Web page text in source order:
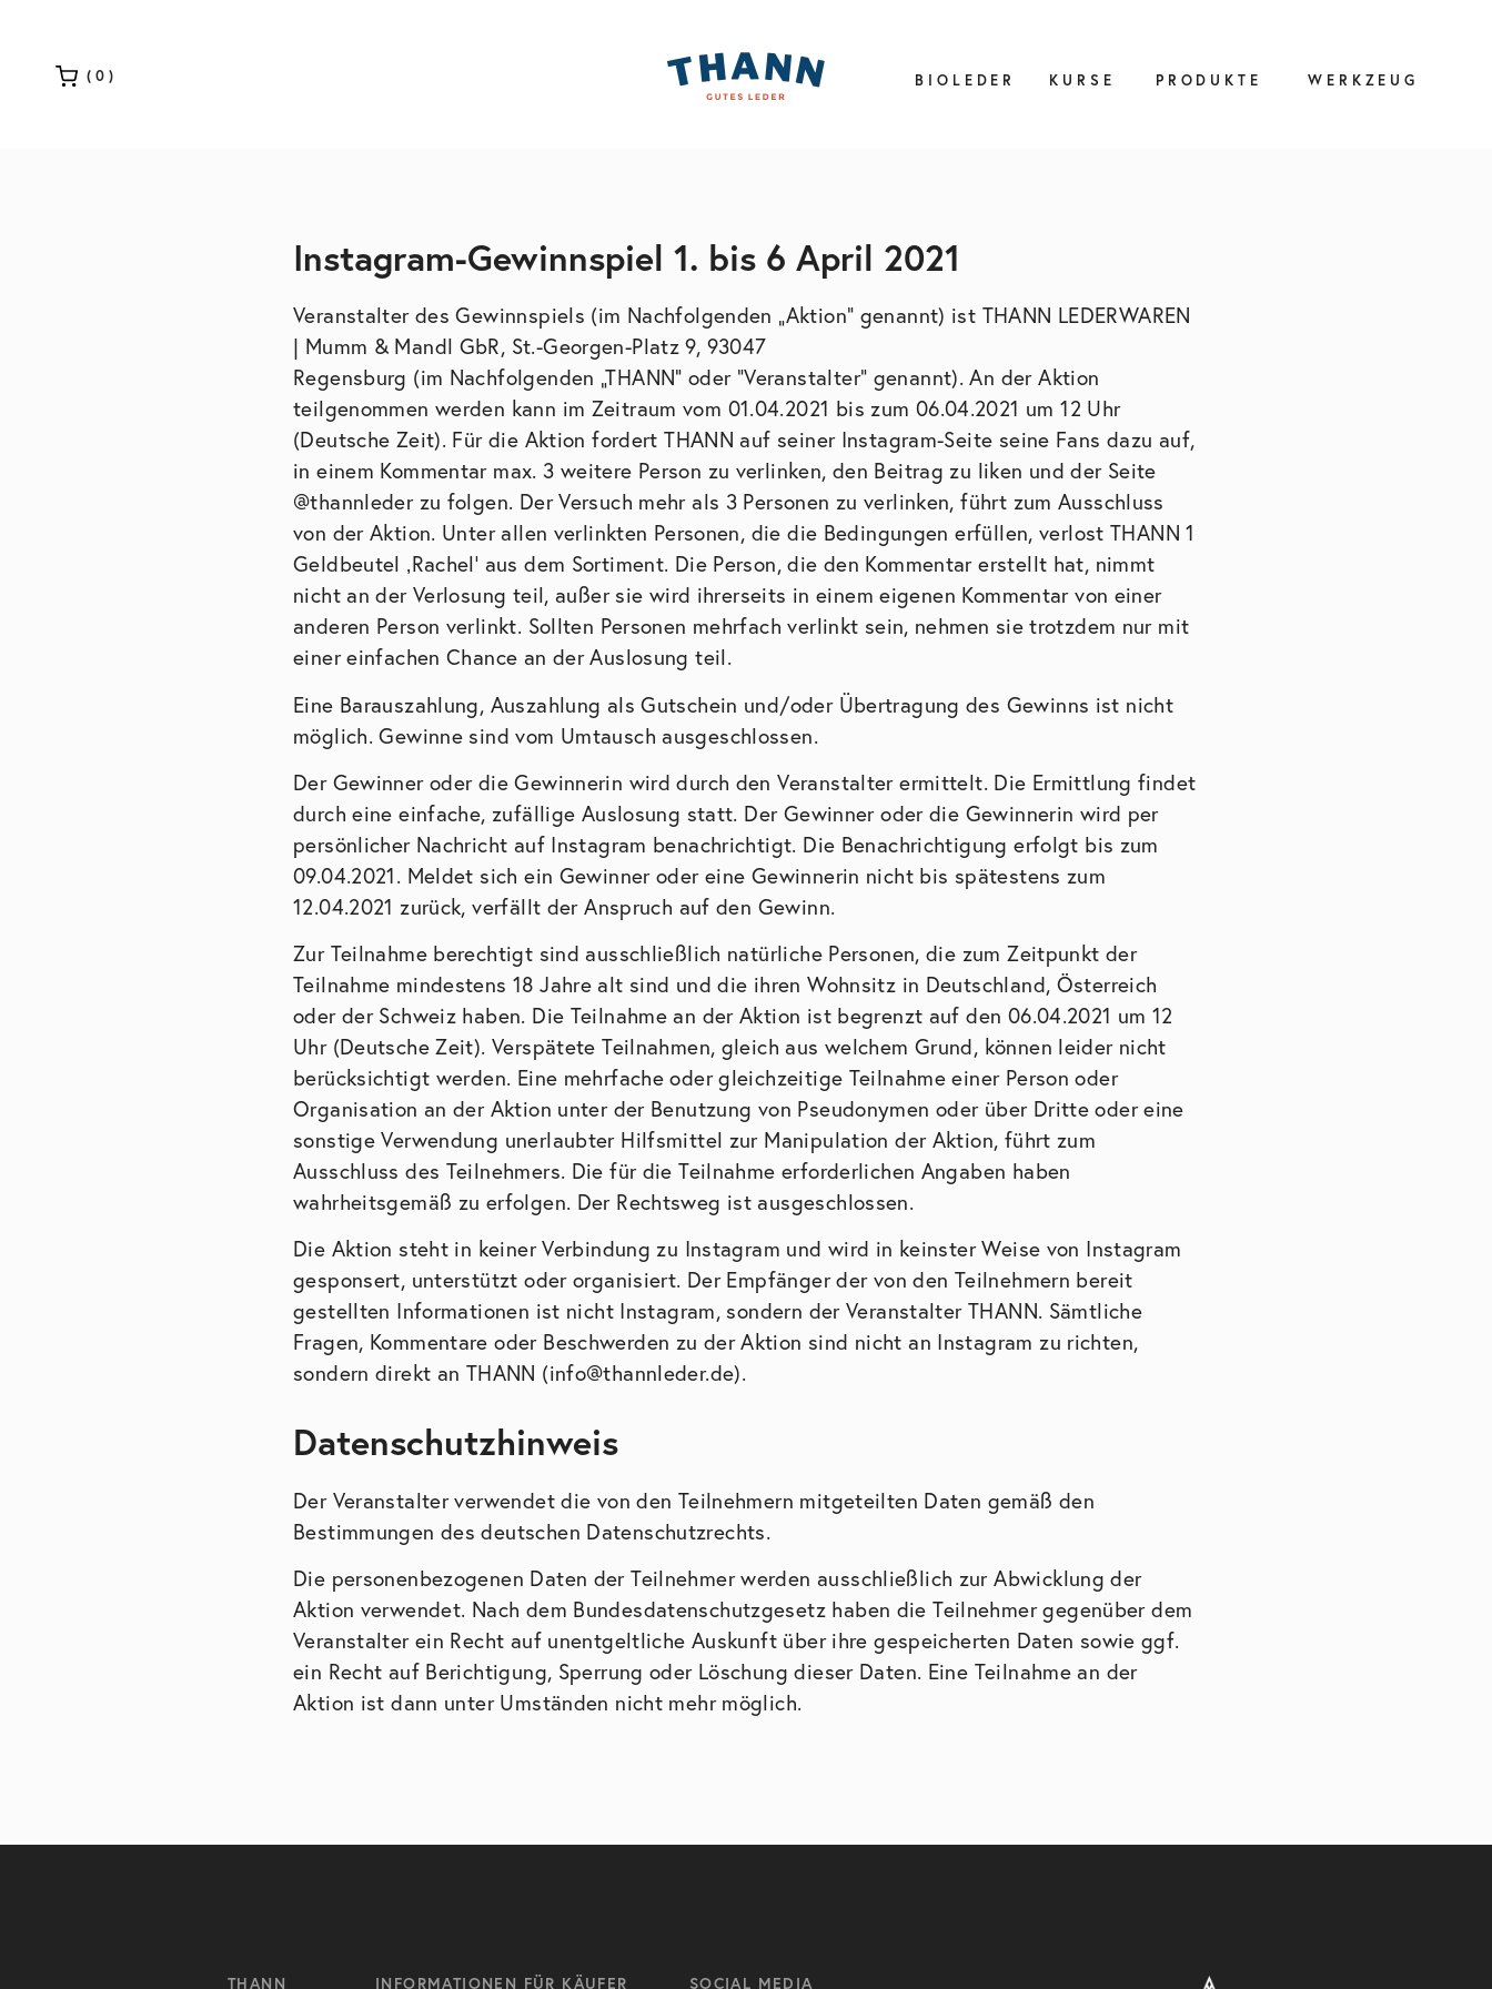
BIOLEDER KURSE PRODUKTE WERKZEUG
(0)
Instagram-Gewinnspiel 1. bis 6 April 2021
Veranstalter des Gewinnspiels (im Nachfolgenden „Aktion“ genannt) ist THANN LEDERWAREN
| Mumm & Mandl GbR, St.-Georgen-Platz 9, 93047
Regensburg (im Nachfolgenden „THANN“ oder “Veranstalter” genannt). An der Aktion
teilgenommen werden kann im Zeitraum vom 01.04.2021 bis zum 06.04.2021 um 12 Uhr
(Deutsche Zeit). Für die Aktion fordert THANN auf seiner Instagram-Seite seine Fans dazu auf,
in einem Kommentar max. 3 weitere Person zu verlinken, den Beitrag zu liken und der Seite
@thannleder zu folgen. Der Versuch mehr als 3 Personen zu verlinken, führt zum Ausschluss
von der Aktion. Unter allen verlinkten Personen, die die Bedingungen erfüllen, verlost THANN 1
Geldbeutel ‚Rachel‘ aus dem Sortiment. Die Person, die den Kommentar erstellt hat, nimmt
nicht an der Verlosung teil, außer sie wird ihrerseits in einem eigenen Kommentar von einer
anderen Person verlinkt. Sollten Personen mehrfach verlinkt sein, nehmen sie trotzdem nur mit
einer einfachen Chance an der Auslosung teil.
Eine Barauszahlung, Auszahlung als Gutschein und/oder Übertragung des Gewinns ist nicht
möglich. Gewinne sind vom Umtausch ausgeschlossen.
Der Gewinner oder die Gewinnerin wird durch den Veranstalter ermittelt. Die Ermittlung findet
durch eine einfache, zufällige Auslosung statt. Der Gewinner oder die Gewinnerin wird per
persönlicher Nachricht auf Instagram benachrichtigt. Die Benachrichtigung erfolgt bis zum
09.04.2021. Meldet sich ein Gewinner oder eine Gewinnerin nicht bis spätestens zum
12.04.2021 zurück, verfällt der Anspruch auf den Gewinn.
Zur Teilnahme berechtigt sind ausschließlich natürliche Personen, die zum Zeitpunkt der
Teilnahme mindestens 18 Jahre alt sind und die ihren Wohnsitz in Deutschland, Österreich
oder der Schweiz haben. Die Teilnahme an der Aktion ist begrenzt auf den 06.04.2021 um 12
Uhr (Deutsche Zeit). Verspätete Teilnahmen, gleich aus welchem Grund, können leider nicht
berücksichtigt werden. Eine mehrfache oder gleichzeitige Teilnahme einer Person oder
Organisation an der Aktion unter der Benutzung von Pseudonymen oder über Dritte oder eine
sonstige Verwendung unerlaubter Hilfsmittel zur Manipulation der Aktion, führt zum
Ausschluss des Teilnehmers. Die für die Teilnahme erforderlichen Angaben haben
wahrheitsgemäß zu erfolgen. Der Rechtsweg ist ausgeschlossen.
Die Aktion steht in keiner Verbindung zu Instagram und wird in keinster Weise von Instagram
gesponsert, unterstützt oder organisiert. Der Empfänger der von den Teilnehmern bereit
gestellten Informationen ist nicht Instagram, sondern der Veranstalter THANN. Sämtliche
Fragen, Kommentare oder Beschwerden zu der Aktion sind nicht an Instagram zu richten,
sondern direkt an THANN (info@thannleder.de).
Datenschutzhinweis
Der Veranstalter verwendet die von den Teilnehmern mitgeteilten Daten gemäß den
Bestimmungen des deutschen Datenschutzrechts.
Die personenbezogenen Daten der Teilnehmer werden ausschließlich zur Abwicklung der
Aktion verwendet. Nach dem Bundesdatenschutzgesetz haben die Teilnehmer gegenüber dem
Veranstalter ein Recht auf unentgeltliche Auskunft über ihre gespeicherten Daten sowie ggf.
ein Recht auf Berichtigung, Sperrung oder Löschung dieser Daten. Eine Teilnahme an der
Aktion ist dann unter Umständen nicht mehr möglich.
THANN INFORMATIONEN FÜR KÄUFER SOCIAL MEDIA